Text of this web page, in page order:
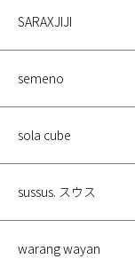
SARAXJIJI
semeno
sola cube
sussus. スウス
warang wayan